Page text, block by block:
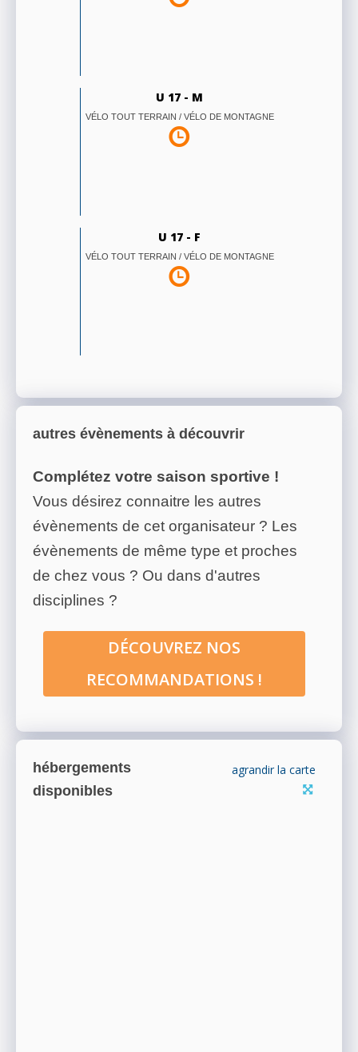
U 17 - M
VÉLO TOUT TERRAIN / VÉLO DE MONTAGNE
U 17 - F
VÉLO TOUT TERRAIN / VÉLO DE MONTAGNE
autres évènements à découvrir
Complétez votre saison sportive !
Vous désirez connaitre les autres
évènements de cet organisateur ? Les
évènements de même type et proches
de chez vous ? Ou dans d'autres
disciplines ?
DÉCOUVREZ NOS
RECOMMANDATIONS !
hébergements
disponibles
agrandir la carte